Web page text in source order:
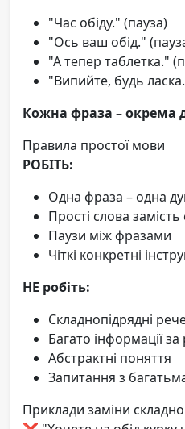
"Час обіду." (пауза)
"Ось ваш обід."
"А тепер таблетка."
"Випийте, будь
Кожна фраза – окрема
Правила простої мови
РОБІТЬ:
Одна фраза – одна
Прості слова
Паузи між фразами
Чіткі конкретні
НЕ робіть:
Складнопідрядні
Багато інформації за
Абстрактні поняття
Запитання з
Приклади заміни